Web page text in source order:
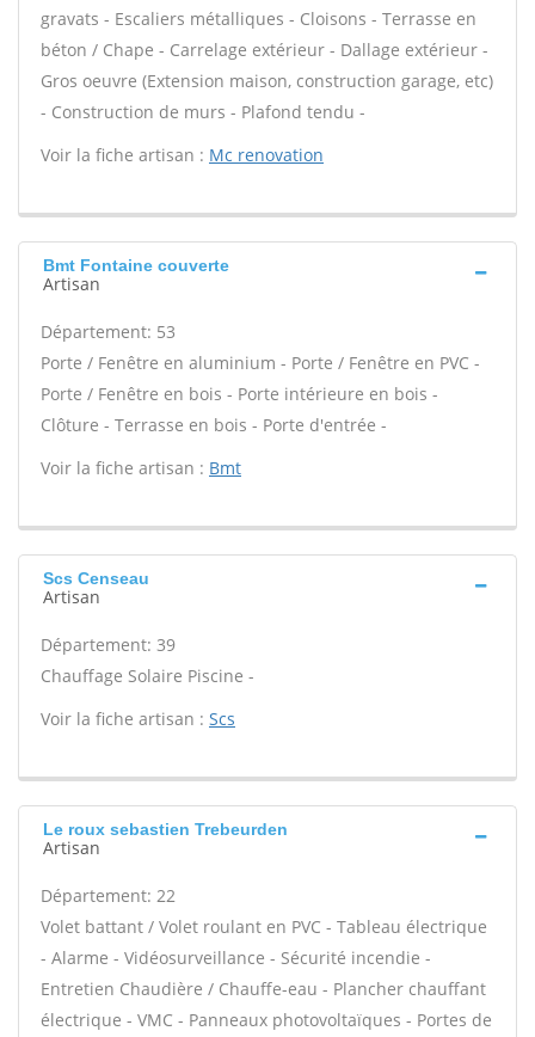
gravats - Escaliers métalliques - Cloisons - Terrasse en
béton / Chape - Carrelage extérieur - Dallage extérieur -
Gros oeuvre (Extension maison, construction garage, etc)
- Construction de murs - Plafond tendu -
Voir la fiche artisan : Mc renovation
Bmt Fontaine couverte
Artisan
Département: 53
Porte / Fenêtre en aluminium - Porte / Fenêtre en PVC -
Porte / Fenêtre en bois - Porte intérieure en bois -
Clôture - Terrasse en bois - Porte d'entrée -
Voir la fiche artisan : Bmt
Scs Censeau
Artisan
Département: 39
Chauffage Solaire Piscine -
Voir la fiche artisan : Scs
Le roux sebastien Trebeurden
Artisan
Département: 22
Volet battant / Volet roulant en PVC - Tableau électrique
- Alarme - Vidéosurveillance - Sécurité incendie -
Entretien Chaudière / Chauffe-eau - Plancher chauffant
électrique - VMC - Panneaux photovoltaïques - Portes de